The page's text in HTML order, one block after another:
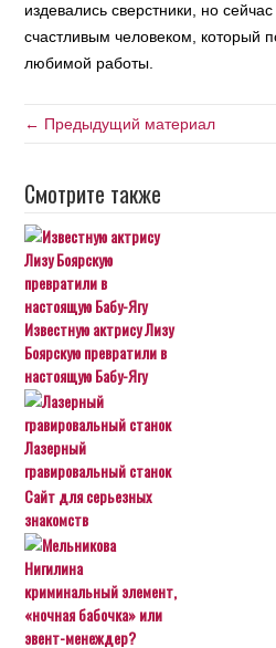
издевались сверстники, но
счастливым человеком, который
любимой работы.
← Предыдущий материал
Смотрите также
Известную актрису Лизу
Боярскую превратили в
настоящую Бабу-Ягу
Лазерный
гравировальный станок
Сайт для серьезных
знакомств